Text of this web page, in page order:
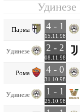
Удинезе
Парма 4 - 1
15.11.98
Удинезе 2 - 2
08.11.98
Рома 4 - 0
31.10.98
Удинезе 1 - 1
25.10.98